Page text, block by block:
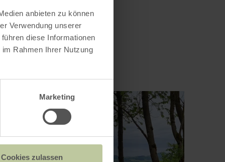
anbieten zu können
Verwendung unserer
diese Informationen
Rahmen Ihrer Nutzung
Marketing
Cookies zulassen